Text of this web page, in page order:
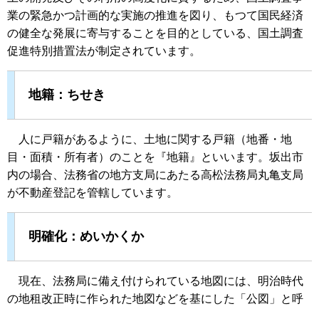
業の緊急かつ計画的な実施の推進を図り、もつて国民経済
の健全な発展に寄与することを目的としている、国土調査
促進特別措置法が制定されています。
地籍：ちせき
人に戸籍があるように、土地に関する戸籍（地番・地
目・面積・所有者）のことを『地籍』といいます。坂出市
内の場合、法務省の地方支局にあたる高松法務局丸亀支局
が不動産登記を管轄しています。
明確化：めいかくか
現在、法務局に備え付けられている地図には、明治時代
の地租改正時に作られた地図などを基にした「公図」と呼